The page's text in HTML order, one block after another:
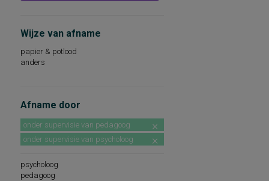
Wijze van afname
papier & potlood
anders
Afname door
onder supervisie van pedagoog
onder supervisie van psycholoog
psycholoog
pedagoog